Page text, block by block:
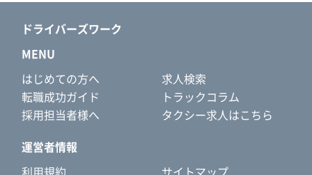
ドライバーズワーク
MENU
はじめての方へ
求人検索
転職成功ガイド
トラックコラム
採用担当者様へ
タクシー求人はこちら
運営者情報